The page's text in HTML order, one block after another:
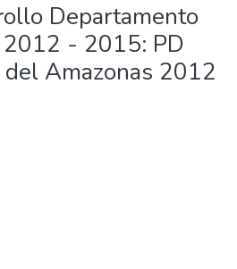
Departamento
- 2015: PD
Amazonas 2012